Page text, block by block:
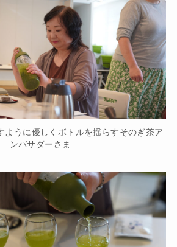
ように優しくボトルを揺らすそのぎ茶ア
ンバサダーさま